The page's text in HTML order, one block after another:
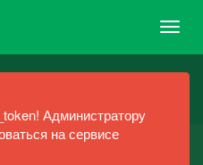
Администратору
на сервисе